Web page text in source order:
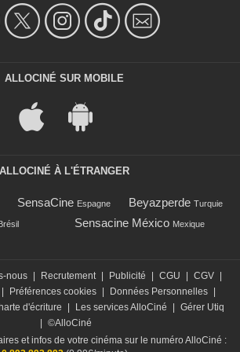
ALLOCINÉ SUR MOBILE
ALLOCINÉ À L'ÉTRANGER
SensaCine Espagne Beyazperde Turquie
Brésil Sensacine México Mexique
nous Recrutement Publicité CGU CGV
Préférences cookies Données Personnelles
d'écriture Les services AlloCiné
Gérer Utiq
©AlloCiné
et infos de votre cinéma sur le numéro AlloCiné :